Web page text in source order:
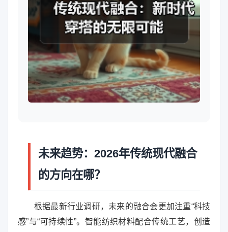
未来趋势：2026年传统现代融合
的方向在哪？
根据最新行业调研，未来的融合会更加注重“科技
感”与“可持续性”。智能纺织材料配合传统工艺，创造